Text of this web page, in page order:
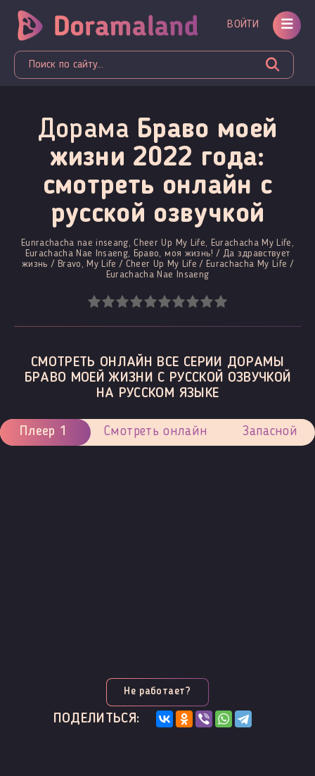
ВОЙТИ
Дорама Браво моей
жизни 2022 года:
смотреть онлайн c
русской озвучкой
Eunrachacha nae inseang, Cheer Up My Life, Eurachacha My Life,
Eurachacha Nae Insaeng, Браво, моя жизнь! / Да здравствует
жизнь / Bravo, My Life / Cheer Up My Life / Eurachacha My Life /
Eurachacha Nae Insaeng
СМОТРЕТЬ ОНЛАЙН ВСЕ СЕРИИ ДОРАМЫ
БРАВО МОЕЙ ЖИЗНИ С РУССКОЙ ОЗВУЧКОЙ
НА РУССКОМ ЯЗЫКЕ
Плеер 1 Смотреть онлайн Запасной
Не работает?
ПОДЕЛИТЬСЯ: